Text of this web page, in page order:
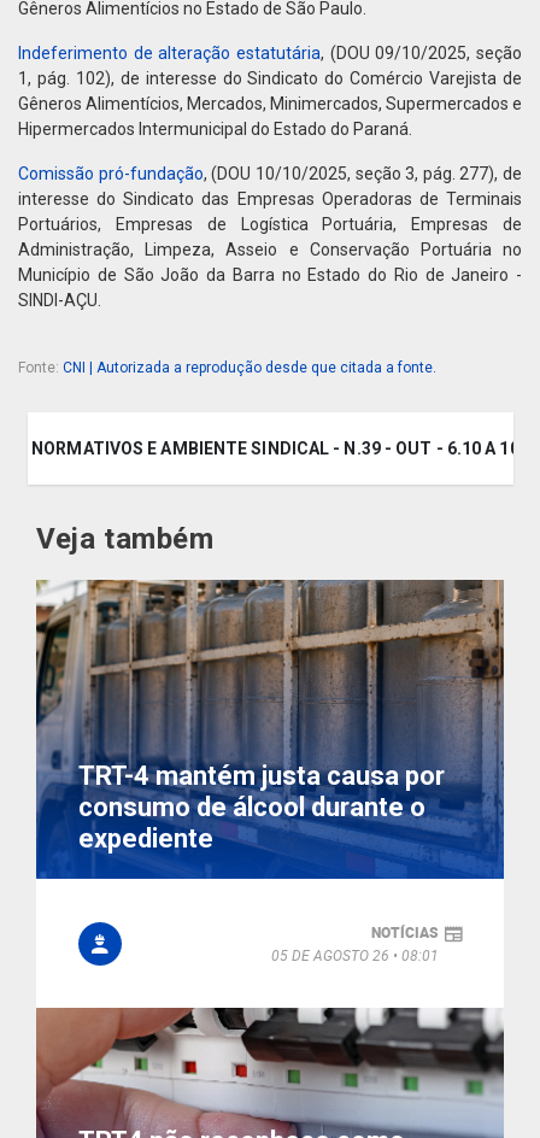
Gêneros Alimentícios no Estado de São Paulo.
Indeferimento de alteração estatutária, (DOU 09/10/2025, seção
1, pág. 102), de interesse do Sindicato do Comércio Varejista de
Gêneros Alimentícios, Mercados, Minimercados, Supermercados e
Hipermercados Intermunicipal do Estado do Paraná.
Comissão pró-fundação, (DOU 10/10/2025, seção 3, pág. 277), de
interesse do Sindicato das Empresas Operadoras de Terminais
Portuários, Empresas de Logística Portuária, Empresas de
Administração, Limpeza, Asseio e Conservação Portuária no
Município de São João da Barra no Estado do Rio de Janeiro -
SINDI-AÇU.
Fonte: CNI | Autorizada a reprodução desde que citada a fonte.
NORMATIVOS E AMBIENTE SINDICAL - N.39 - OUT - 6.10 A
Veja também
TRT-4 mantém justa causa por
consumo de álcool durante o
expediente
NOTÍCIAS
05 DE AGOSTO 26
08:01